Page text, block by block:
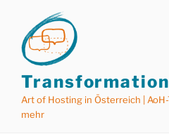
springen
Art of Hosting in Österreich |
mehr